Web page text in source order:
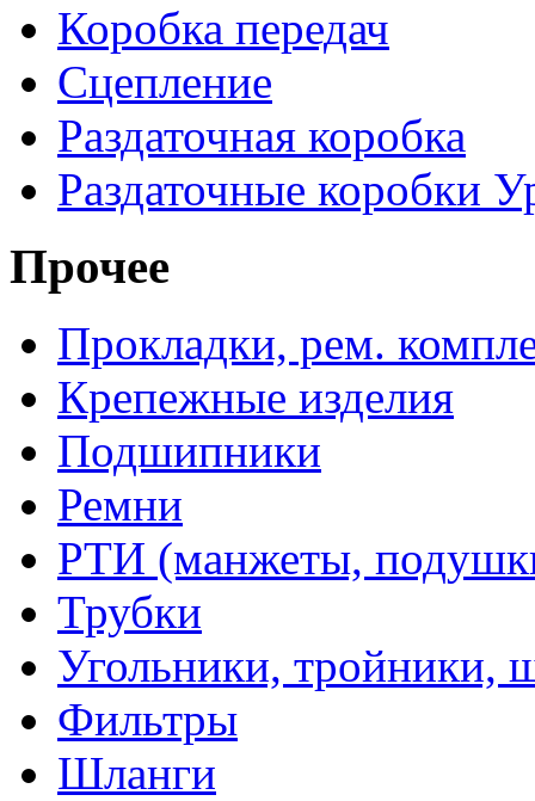
Коробка передач
Сцепление
Раздаточная коробка
Раздаточные коробки
Прочее
Прокладки, рем.
Крепежные изделия
Подшипники
Ремни
РТИ (манжеты,
Трубки
Угольники, тройники,
Фильтры
Шланги